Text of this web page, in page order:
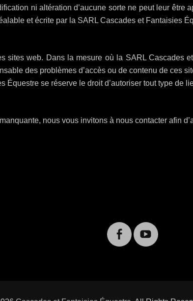
ni altération d’aucune sorte ne peut leur être
et écrite par la SARL Cascades et Fantaisies
sites web. Dans la mesure où la SARL Cascades
des problèmes d’accès ou de contenu de ces
Équestre se réserve le droit d’autoriser tout type de
nous vous invitons à nous contacter afin